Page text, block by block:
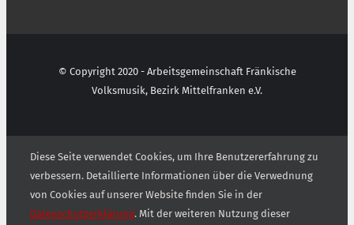
© Copyright 2020 - Arbeitsgemeinschaft Fränkische
Volksmusik, Bezirk Mittelfranken e.V.
Diese Seite verwendet Cookies, um Ihre Benutzererfahrung zu
verbessern. Detaillierte Informationen über die Verwednung
von Cookies auf unserer Website finden Sie in der
Datenschutzerklärung. Mit der weiteren Nutzung dieser